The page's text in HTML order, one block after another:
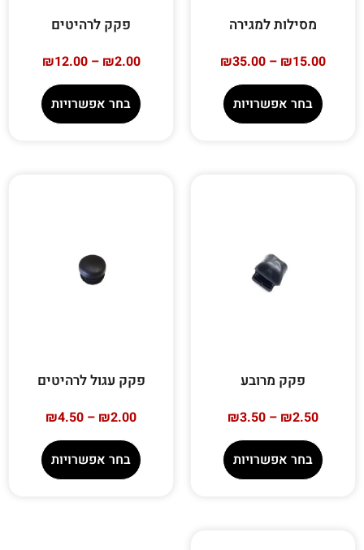
מסילות למגירה
₪15.00
–
₪35.00
בחר אפשרויות
פקק לרהיטים
₪2.00
–
₪12.00
בחר אפשרויות
פקק מרובע
₪2.50
–
₪3.50
בחר אפשרויות
פקק עגול לרהיטים
₪2.00
–
₪4.50
בחר אפשרויות